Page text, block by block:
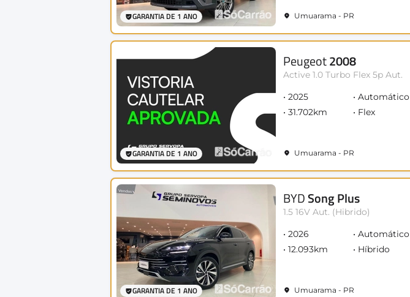
GARANTIA DE 1 ANO Umuarama - PR
GARANTIA DE 1 ANO
Peugeot2008
Active 1.0 Turbo Flex 5p Aut.
2025
Automático
31.702km
Flex
Umuarama - PR
GARANTIA DE 1 ANO
BYDSong Plus
1.5 16V Aut. (Hibrido)
2026
Automático
12.093km
Híbrido
Umuarama - PR